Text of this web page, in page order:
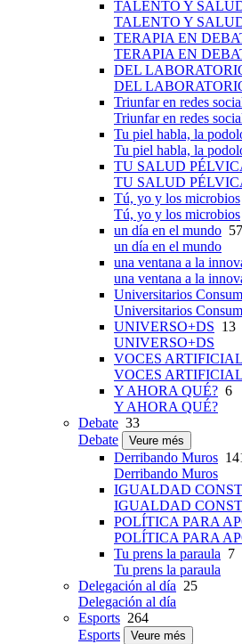
TALENTO Y
TALENTO Y
TERAPIA EN
TERAPIA EN
DEL
DEL
Triunfar en redes
Triunfar en redes
Tu piel habla, la
Tu piel habla, la
TU SALUD
TU SALUD
Tú, yo y los microbios
Tú, yo y los microbios
un día en el mundo 57
un día en el mundo
una ventana a la
una ventana a la
Universitarios
Universitarios
UNIVERSO+DS 13
UNIVERSO+DS
VOCES
VOCES
Y AHORA QUÉ? 6
Y AHORA QUÉ?
Debate 33
Debate
Veure més
Derribando Muros
Derribando Muros
IGUALDAD
IGUALDAD
POLÍTICA PARA
POLÍTICA PARA
Tu prens la paraula 7
Tu prens la paraula
Delegación al día 25
Delegación al día
Esports 264
Esports
Veure més